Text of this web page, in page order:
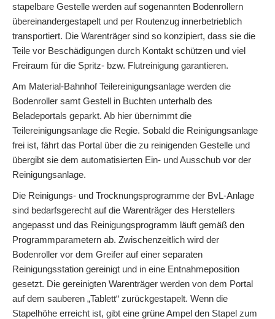
stapelbare Gestelle werden auf sogenannten Bodenrollern
übereinandergestapelt und per Routenzug innerbetrieblich
transportiert. Die Warenträger sind so konzipiert, dass sie die
Teile vor Beschädigungen durch Kontakt schützen und viel
Freiraum für die Spritz- bzw. Flutreinigung garantieren.
Am Material-Bahnhof Teilereinigungsanlage werden die
Bodenroller samt Gestell in Buchten unterhalb des
Beladeportals geparkt. Ab hier übernimmt die
Teilereinigungsanlage die Regie. Sobald die Reinigungsanlage
frei ist, fährt das Portal über die zu reinigenden Gestelle und
übergibt sie dem automatisierten Ein- und Ausschub vor der
Reinigungsanlage.
Die Reinigungs- und Trocknungsprogramme der BvL-Anlage
sind bedarfsgerecht auf die Warenträger des Herstellers
angepasst und das Reinigungsprogramm läuft gemäß den
Programmparametern ab. Zwischenzeitlich wird der
Bodenroller vor dem Greifer auf einer separaten
Reinigungsstation gereinigt und in eine Entnahmeposition
gesetzt. Die gereinigten Warenträger werden von dem Portal
auf dem sauberen „Tablett“ zurückgestapelt. Wenn die
Stapelhöhe erreicht ist, gibt eine grüne Ampel den Stapel zum